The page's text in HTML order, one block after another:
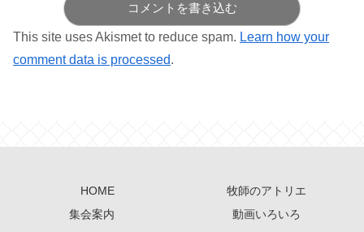
コメントを書き込む
This site uses Akismet to reduce spam. Learn how your
comment data is processed.
HOME
牧師のアトリエ
集会案内
動画いろいろ